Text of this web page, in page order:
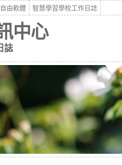
自由軟體 智慧學習學校工作日誌
中心
誌